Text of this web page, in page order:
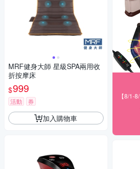
MRF健身大師 星級SPA兩用收
折按摩床
$999
活動 券
加入購物車